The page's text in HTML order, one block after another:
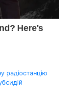
радіостанцію